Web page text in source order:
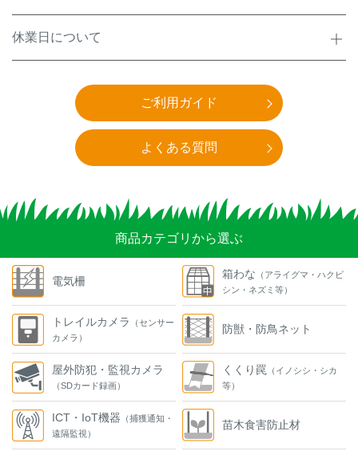
休業日について
ご利用ガイド
よくある質問
商品カテゴリから選ぶ
電気柵
トレイルカメラ
（センサー
カメラ）
屋外防犯・監視カメラ
（SDカード録画）
ICT・IoT機器 （捕獲通知・
遠隔監視）
箱わな （アライグマ・ハクビ
シン・ネズミ等）
防獣・防鳥ネット
くくり罠 （イノシシ・シカ
等）
苗木食害防止材